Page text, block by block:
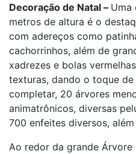
Decoração de Natal – Uma
metros de altura é o
com adereços como
cachorrinhos, além de
xadrezes e bolas
texturas, dando o toque
completar, 20 árvores
animatrônicos, diversas
700 enfeites diversos,
Ao redor da grande